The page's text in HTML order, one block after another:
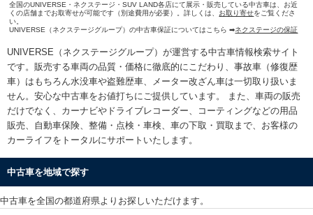
全国のUNIVERSE・ネクステージ・SUV LAND各店にて展示・販売している中古車は、お近
くの店舗までお取寄せが可能です（別途費用が必要）。詳しくは、 お取り寄せをご覧くださ
い。
UNIVERSE（ネクステージグループ）の中古車保証についてはこちら ➡ネクステージの保証
UNIVERSE（ネクステージグループ）が運営する中古車情報検索サイト
です。販売する車両の品質・価格に徹底的にこだわり、事故車（修復歴
車）はもちろん水没車や盗難歴車、メーター改ざん車は一切取り扱いま
せん。安心な中古車をお値打ちにご提供しています。 また、車両の販売
だけでなく、カーナビやドライブレコーダー、コーティングなどの用品
販売、自動車保険、整備・点検・車検、車の下取・買取まで、お客様の
カーライフをトータルにサポートいたします。
中古車を地域で探す
中古車を全国の都道府県よりお探しいただけます。